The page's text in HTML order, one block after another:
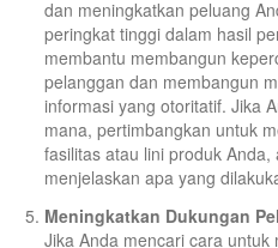
dan meningkatkan peluang
peringkat tinggi dalam hasil
membantu membangun
pelanggan dan membangun
informasi yang otoritatif. Jika
mana, pertimbangkan untuk
fasilitas atau lini produk
menjelaskan apa yang
Meningkatkan Dukungan
Jika Anda mencari cara untuk